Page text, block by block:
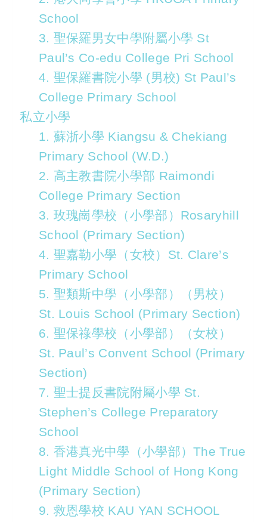
School
3. 聖保羅男女中學附屬小學 St
Paul’s Co-edu College Pri School
4. 聖保羅書院小學 (男校) St Paul’s
College Primary School
私立小學
1. 蘇浙小學 Kiangsu & Chekiang
Primary School (W.D.)
2. 高主教書院小學部 Raimondi
College Primary Section
3. 玫瑰崗學校（小學部）Rosaryhill
School (Primary Section)
4. 聖嘉勒小學（女校）St. Clare’s
Primary School
5. 聖類斯中學（小學部）（男校）
St. Louis School (Primary Section)
6. 聖保祿學校（小學部）（女校）
St. Paul’s Convent School (Primary
Section)
7. 聖士提反書院附屬小學 St.
Stephen’s College Preparatory
School
8. 香港真光中學（小學部）The True
Light Middle School of Hong Kong
(Primary Section)
9. 救恩學校 KAU YAN SCHOOL